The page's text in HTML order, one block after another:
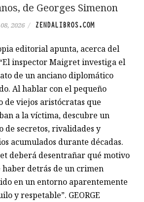
de Georges Simenon
2026 / ZENDALIBROS.COM
editorial apunta, acerca del
inspector Maigret investiga el
de un anciano diplomático
Al hablar con el pequeño
de viejos aristócratas que
a la víctima, descubre un
de secretos, rivalidades y
acumulados durante décadas.
deberá desentrañar qué motivo
haber detrás de un crimen
en un entorno aparentemente
y respetable”. GEORGE